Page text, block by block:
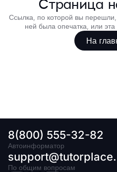
Страница
Ссылка, по которой вы перешли,
ней была опечатка, или
На
8(800) 555-32-82
Автоинформатор
По общим вопросам